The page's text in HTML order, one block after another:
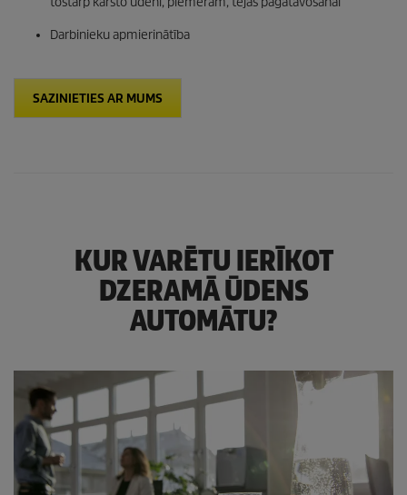
Darbinieku apmierinātība
SAZINIETIES AR MUMS
KUR VARĒTU IERĪKOT
DZERAMĀ ŪDENS
AUTOMĀTU?